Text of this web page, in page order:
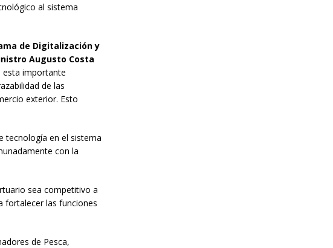
al sistema
de Digitalización y
Augusto Costa
esta importante
de las
exterior. Esto
tecnología en el sistema
con la
sea competitivo a
fortalecer las funciones
de Pesca,